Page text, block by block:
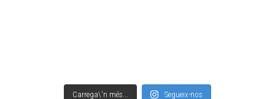
Carrega\'n més... Segueix-nos